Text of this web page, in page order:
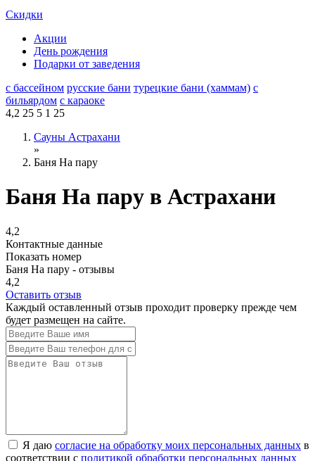
Скидки
Акции
День рождения
Подарки от заведения
с бассейном русские бани турецкие бани (хаммам) с
бильярдом с караоке
4,2 25 5 1 25
Сауны Астрахани
»
Баня На пару
Баня На пару в Астрахани
4,2
Контактные данные
Показать номер
Баня На пару - отзывы
4,2
Оставить отзыв
Каждый оставленный отзыв проходит проверку прежде чем
будет размещен на сайте.
Я даю согласие на обработку моих персональных данных в
соответствии с политикой обработки персональных данных